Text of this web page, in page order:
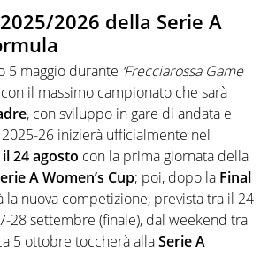
2026 della Serie A
5 maggio durante ‘Frecciarossa Game
il massimo campionato che sarà
, con sviluppo in gare di andata e
26 inizierà ufficialmente nel
il 24 agosto con la prima giornata della
A Women’s Cup; poi, dopo la Final
la nuova competizione, prevista tra il 24-
28 settembre (finale), dal weekend tra
5 ottobre toccherà allaSerie A